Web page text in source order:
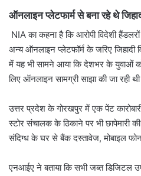
ऑनलाइन प्लेटफार्म से बना रहे थे
NIA का कहना है कि आरोपी विदेशी
अन्य ऑनलाइन प्लेटफॉर्म के जरिए जिहादी
में यह भी सामने आया कि देशभर के युवाओं
लिए ऑनलाइन सामग्री साझा की जा रही
उत्तर प्रदेश के गोरखपुर में एक पेंट
स्टोर संचालक के ठिकाने पर भी छापेमारी
संदिग्ध के घर से बैंक दस्तावेज, मोबाइल
एनआईए ने बताया कि सभी जब्त डिजिटल